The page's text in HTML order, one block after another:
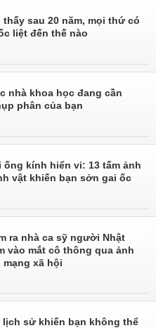
sau 20 năm, mọi thứ có
liệt đến thế nào
nhà khoa học đang cần
phân của bạn
ống kính hiển vi: 13 tấm ảnh
vật khiến bạn sởn gai ốc
ra nhà ca sỹ người Nhật
vào mắt cô thông qua ảnh
xã hội
lịch sử khiến bạn không thể